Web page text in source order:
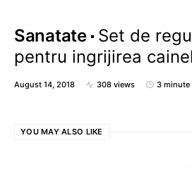
Sanatate Set de
pentru ingrijirea
August 14, 2018 308 views 3 minute
YOU MAY ALSO LIKE